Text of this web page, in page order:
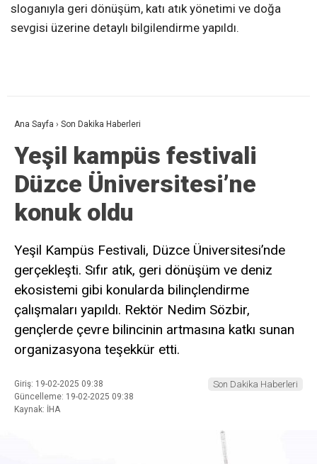
sloganıyla geri dönüşüm, katı atık yönetimi ve doğa
sevgisi üzerine detaylı bilgilendirme yapıldı.
Ana Sayfa › Son Dakika Haberleri
Yeşil kampüs festivali
Düzce Üniversitesi’ne
konuk oldu
Yeşil Kampüs Festivali, Düzce Üniversitesi’nde
gerçekleşti. Sıfır atık, geri dönüşüm ve deniz
ekosistemi gibi konularda bilinçlendirme
çalışmaları yapıldı. Rektör Nedim Sözbir,
gençlerde çevre bilincinin artmasına katkı sunan
organizasyona teşekkür etti.
Giriş: 19-02-2025 09:38
Güncelleme: 19-02-2025 09:38
Kaynak: İHA
Son Dakika Haberleri